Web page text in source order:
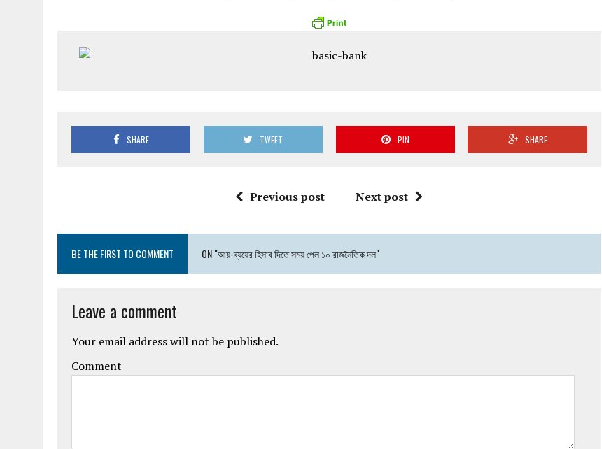
SHARE TWEET PIN SHARE
Previous post Next post
BE THE FIRST TO COMMENT ON "আয়-ব্যয়ের হিসাব দিতে সময় পেল ১০ রাজনৈতিক দল"
Leave a comment
Your email address will not be published.
Comment